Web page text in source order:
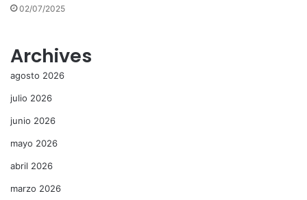
02/07/2025
Archives
agosto 2026
julio 2026
junio 2026
mayo 2026
abril 2026
marzo 2026